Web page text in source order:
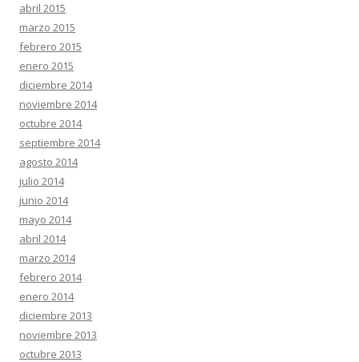
abril 2015
marzo 2015
febrero 2015
enero 2015
diciembre 2014
noviembre 2014
octubre 2014
septiembre 2014
agosto 2014
julio 2014
junio 2014
mayo 2014
abril 2014
marzo 2014
febrero 2014
enero 2014
diciembre 2013
noviembre 2013
octubre 2013